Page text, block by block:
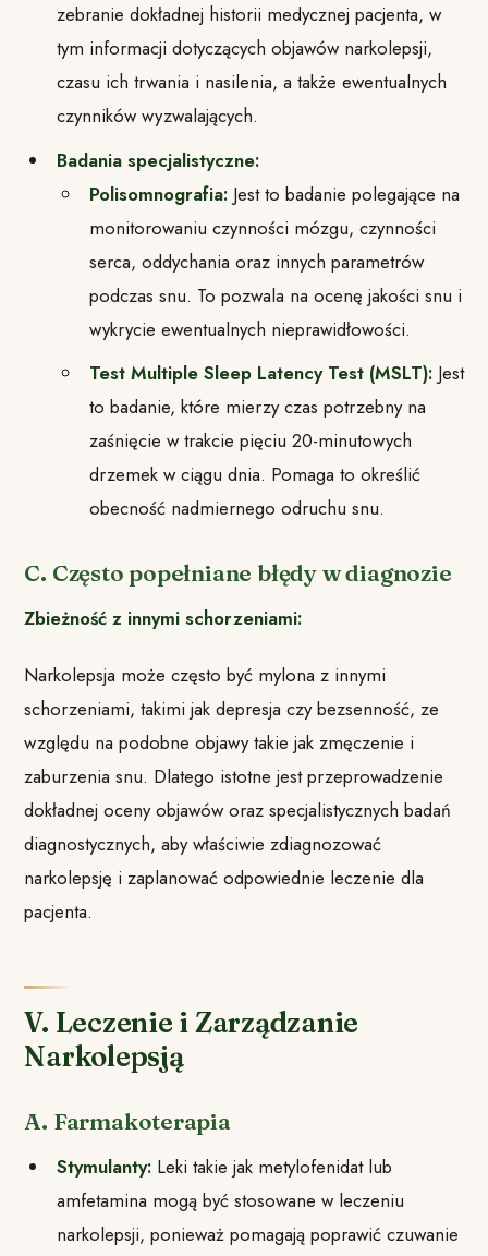
zebranie dokładnej historii medycznej pacjenta, w
tym informacji dotyczących objawów narkolepsji,
czasu ich trwania i nasilenia, a także ewentualnych
czynników wyzwalających.
Badania specjalistyczne:
Polisomnografia:Jest to badanie polegające na
monitorowaniu czynności mózgu, czynności
serca, oddychania oraz innych parametrów
podczas snu. To pozwala na ocenę jakości snu i
wykrycie ewentualnych nieprawidłowości.
Test Multiple Sleep Latency Test (MSLT):Jest
to badanie, które mierzy czas potrzebny na
zaśnięcie w trakcie pięciu 20-minutowych
drzemek w ciągu dnia. Pomaga to określić
obecność nadmiernego odruchu snu.
C. Często popełniane błędy w diagnozie
Zbieżność z innymi schorzeniami:
Narkolepsja może często być mylona z innymi
schorzeniami, takimi jak depresja czy bezsenność, ze
względu na podobne objawy takie jak zmęczenie i
zaburzenia snu. Dlatego istotne jest przeprowadzenie
dokładnej oceny objawów oraz specjalistycznych badań
diagnostycznych, aby właściwie zdiagnozować
narkolepsję i zaplanować odpowiednie leczenie dla
pacjenta.
V. Leczenie i Zarządzanie
Narkolepsją
A. Farmakoterapia
Stymulanty:Leki takie jak metylofenidat lub
amfetamina mogą być stosowane w leczeniu
narkolepsji, ponieważ pomagają poprawić czuwanie